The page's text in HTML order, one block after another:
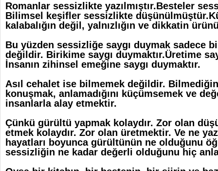
Romanlar sessizlikte yazılmıştır.Besteler
Bilimsel keşifler sessizlikte
kalabalığın değil, yalnızlığın ve dikkatin
Bu yüzden sessizliğe saygı duymak sadece
değildir. Birikime saygı duymaktır.Üretime
İnsanın zihinsel emeğine saygı duymaktır.
Asıl cehalet ise bilmemek değildir.
konuşmak, anlamadığını küçümsemek ve
insanlarla alay etmektir.
Çünkü gürültü yapmak kolaydır. Zor olan
etmek kolaydır. Zor olan üretmektir. Ve ne
hayatları boyunca gürültünün ne olduğunu
sessizliğin ne kadar değerli olduğunu hiç